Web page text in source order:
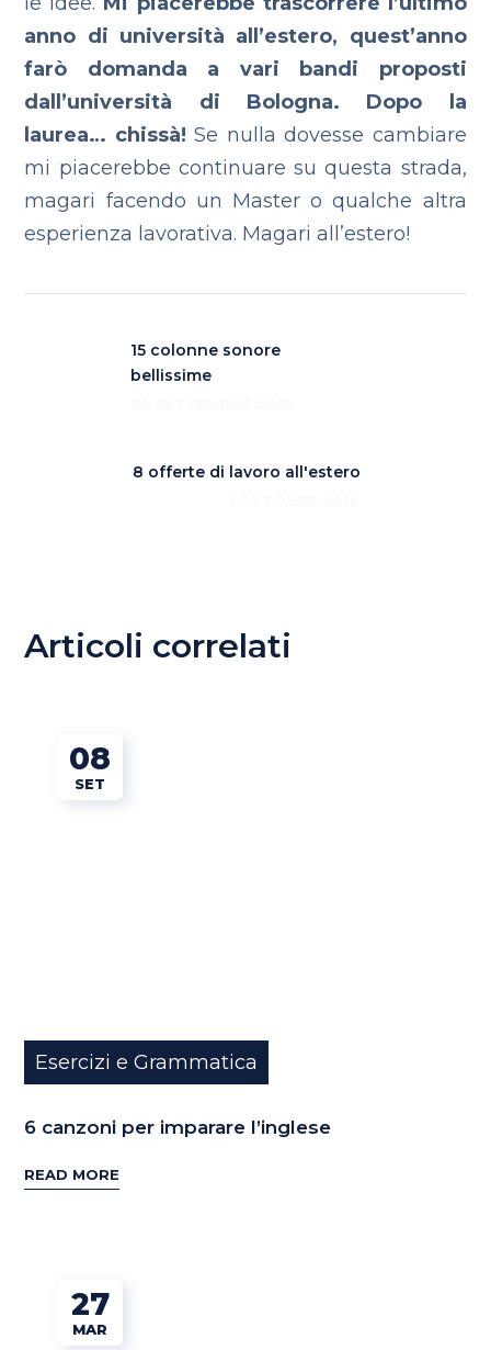
anno di università all’estero, quest’anno
farò domanda a vari bandi proposti
dall’università di Bologna. Dopo la
laurea… chissà! Se nulla dovesse cambiare
mi piacerebbe continuare su questa strada,
magari facendo un Master o qualche altra
esperienza lavorativa. Magari all’estero!
15 colonne sonore
bellissime
8 offerte di lavoro all'estero
Articoli correlati
08
SET
Esercizi e Grammatica
6 canzoni per imparare l’inglese
READ MORE
27
MAR